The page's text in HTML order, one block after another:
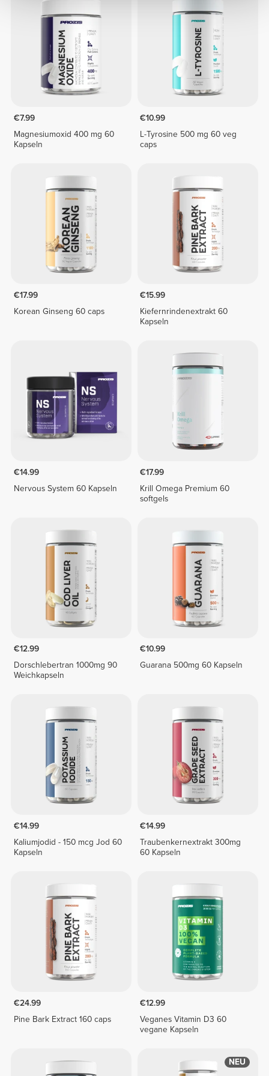
€7.99
Magnesiumoxid 400 mg 60
Kapseln
€10.99
L-Tyrosine 500 mg 60 veg
caps
€17.99
Korean Ginseng 60 caps
€15.99
Kiefernrindenextrakt 60
Kapseln
€14.99
Nervous System 60 Kapseln
€17.99
Krill Omega Premium 60
softgels
€12.99
Dorschlebertran 1000mg 90
Weichkapseln
€10.99
Guarana 500mg 60 Kapseln
€14.99
Kaliumjodid - 150 mcg Jod 60
Kapseln
€14.99
Traubenkernextrakt 300mg
60 Kapseln
€24.99
Pine Bark Extract 160 caps
€12.99
Veganes Vitamin D3 60
vegane Kapseln
NEU